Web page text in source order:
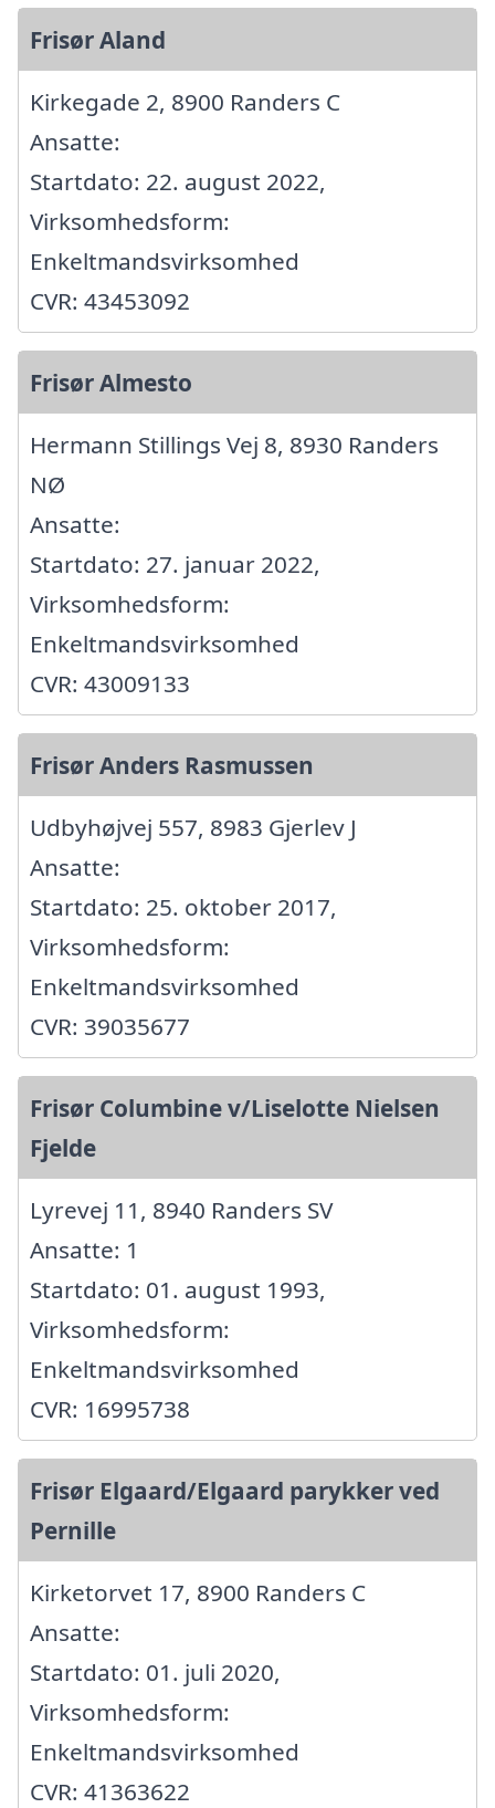
Frisør Aland
Kirkegade 2, 8900 Randers C
Ansatte:
Startdato: 22. august 2022,
Virksomhedsform:
Enkeltmandsvirksomhed
CVR: 43453092
Frisør Almesto
Hermann Stillings Vej 8, 8930 Randers
NØ
Ansatte:
Startdato: 27. januar 2022,
Virksomhedsform:
Enkeltmandsvirksomhed
CVR: 43009133
Frisør Anders Rasmussen
Udbyhøjvej 557, 8983 Gjerlev J
Ansatte:
Startdato: 25. oktober 2017,
Virksomhedsform:
Enkeltmandsvirksomhed
CVR: 39035677
Frisør Columbine v/Liselotte Nielsen
Fjelde
Lyrevej 11, 8940 Randers SV
Ansatte: 1
Startdato: 01. august 1993,
Virksomhedsform:
Enkeltmandsvirksomhed
CVR: 16995738
Frisør Elgaard/Elgaard parykker ved
Pernille
Kirketorvet 17, 8900 Randers C
Ansatte:
Startdato: 01. juli 2020,
Virksomhedsform:
Enkeltmandsvirksomhed
CVR: 41363622